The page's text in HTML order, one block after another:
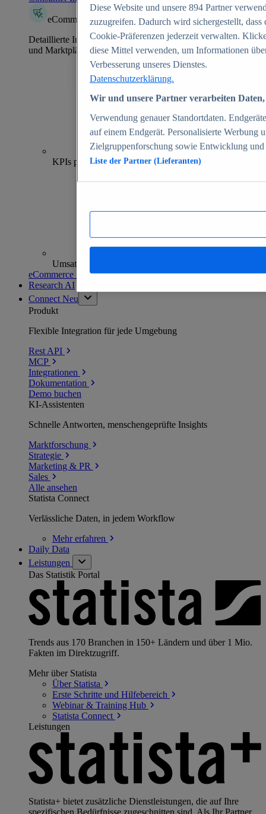
eCommerce Insights
Detaillierte Informationen zu mehr als 39.000 Online-Shops
und Marktplätzen
70+
KPIs pro Shop
Umsatzanalysen und -prognosen
eCommerce Insights entdecken
Research AI
Connect Neu
Produkt
Flexible Integration für jede Umgebung
Rest API
MCP
Integrationen
Dokumentation
Demo buchen
KI-Assistenten
Schnelle Antworten, menschengeprüfte Insights
Marktforschung
Strategie
Marketing & PR
Sales
Alle ansehen
Statista Connect
Verlässliche Daten, in jedem Workflow
Mehrerfahren
Daily Data
Leistungen
Das Statistik Portal
Trends aus 170 Branchen in 150+ Ländern und über 1 Mio.
Fakten im Direktzugriff.
Mehr über Statista
Über Statista
Erste Schritte und Hilfebereich
Webinar & Training Hub
Statista Connect
Leistungen
Statista+ bietet zusätzliche Dienstleistungen, die auf Ihre
spezifischen Bedürfnisse zugeschnitten sind. Als Ihr Partner
Diese Website und unsere 894 Partner
zuzugreifen. Dadurch wird sichergestellt,
Cookie-Präferenzen jederzeit verwalten.
diese Mittel verwenden, um Informationen
Verbesserung unseres Dienstes.
Datenschutzerklärung.
Wir und unsere Partner verarbeiten
Verwendung genauer Standortdaten.
auf einem Endgerät. Personalisierte Werbung
Zielgruppenforschung sowie Entwicklung
Liste der Partner (Lieferanten)